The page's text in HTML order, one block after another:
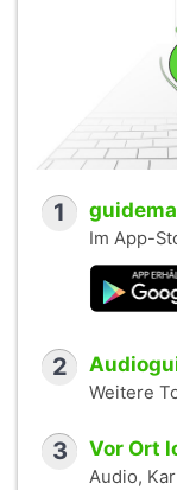
1
Im App-
2
Weitere
3 Vor Ort
Audio,